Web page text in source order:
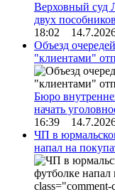
Верховный суд
двух
18:02
Объезд
"клиентами"
Бюро
начать
16:39
ЧП в
напал на